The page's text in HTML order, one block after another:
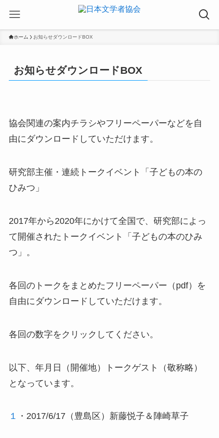
ホーム お知らせダウンロードBOX
お知らせダウンロードBOX
協会関連の案内チラシやフリーペーパーなどを自
由にダウンロードしていただけます。
研究部主催・連続トークイベント「子どもの本の
ひみつ」
2017年から2020年にかけて全国で、研究部によっ
て開催されたトークイベント「子どもの本のひみ
つ」。
各回のトークをまとめたフリーペーパー（pdf）を
自由にダウンロードしていただけます。
各回の数字をクリックしてください。
以下、年月日（開催地）トークゲスト（敬称略）
となっています。
１ ・2017/6/17（豊島区）新藤悦子＆陣崎草子